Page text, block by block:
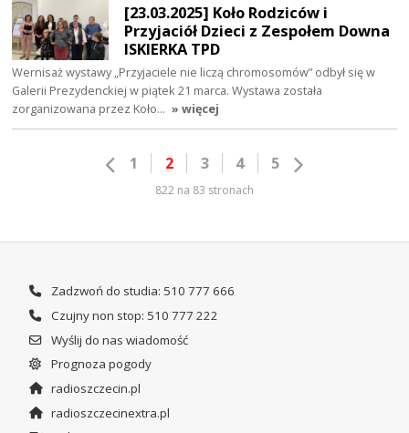
[23.03.2025] Koło Rodziców i
Przyjaciół Dzieci z Zespołem Downa
ISKIERKA TPD
Wernisaż wystawy „Przyjaciele nie liczą chromosomów” odbył się w
Galerii Prezydenckiej w piątek 21 marca. Wystawa została
zorganizowana przez Koło… » więcej
1 2 3 4 5
822 na 83 stronach
Zadzwoń do studia: 510 777 666
Czujny non stop: 510 777 222
Wyślij do nas wiadomość
Prognoza pogody
radioszczecin.pl
radioszczecinextra.pl